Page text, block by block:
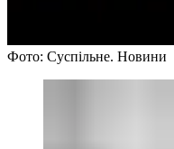
Фото: Суспільне. Новини